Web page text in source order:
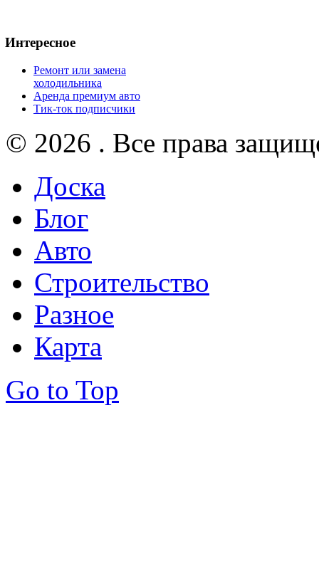
Интересное
Ремонт или замена
холодильника
Аренда премиум авто
Тик-ток подписчики
© 2026 . Все права
Доска
Блог
Авто
Строительство
Разное
Карта
Go to Top